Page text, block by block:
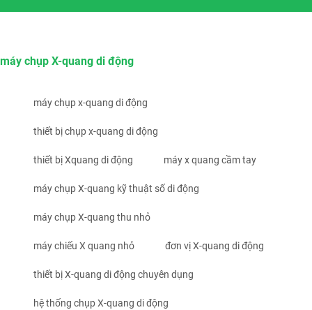
máy chụp X-quang di động
máy chụp x-quang di động
thiết bị chụp x-quang di động
thiết bị Xquang di động máy x quang cầm tay
máy chụp X-quang kỹ thuật số di động
máy chụp X-quang thu nhỏ
máy chiếu X quang nhỏ đơn vị X-quang di động
thiết bị X-quang di động chuyên dụng
hệ thống chụp X-quang di động